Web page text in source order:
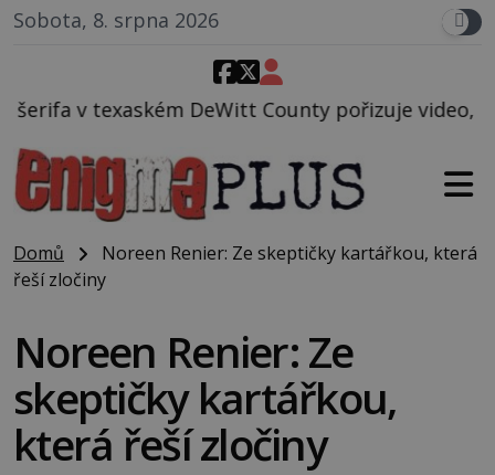
Sobota, 8. srpna 2026
County pořizuje video, na kterém před jeho
Domů
Noreen Renier: Ze skeptičky kartářkou, která
řeší zločiny
Noreen Renier: Ze
skeptičky kartářkou,
která řeší zločiny